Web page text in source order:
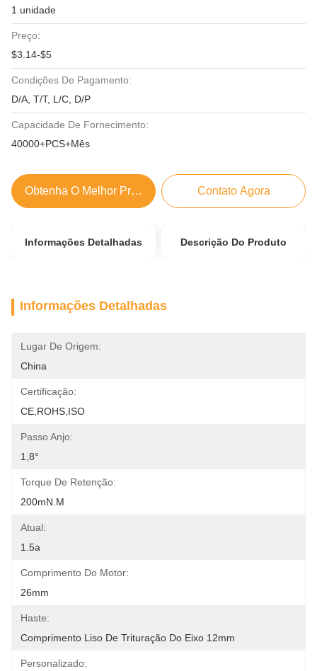
1 unidade
Preço:
$3.14-$5
Condições De Pagamento:
D/A, T/T, L/C, D/P
Capacidade De Fornecimento:
40000+PCS+Mês
Obtenha O Melhor Preço Contato Agora
Informações Detalhadas Descrição Do Produto
Informações Detalhadas
Lugar De Origem:
China
Certificação:
CE,ROHS,ISO
Passo Anjo:
1,8°
Torque De Retenção:
200mN.m
Atual:
1.5a
Comprimento Do Motor:
26mm
Haste:
Comprimento Liso De Trituração Do Eixo 12mm
Personalizado: